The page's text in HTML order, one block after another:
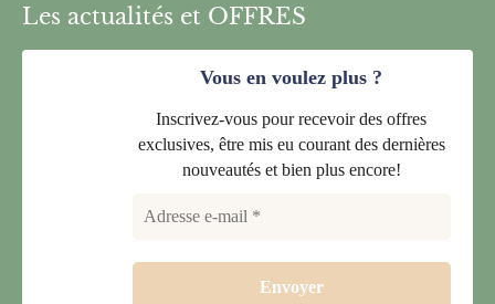
Les actualités et OFFRES
Vous en voulez plus ?
Inscrivez-vous pour recevoir des offres
exclusives, être mis eu courant des dernières
nouveautés et bien plus encore!